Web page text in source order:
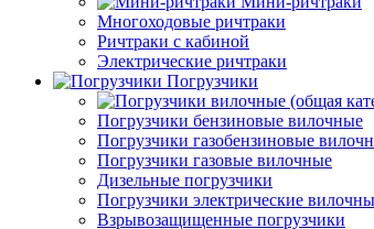
Многоходовые ричтраки
Ричтраки с кабиной
Электрические ричтраки
Погрузчики
Погрузчики бензиновые вилочные
Погрузчики газобензиновые
Погрузчики газовые вилочные
Дизельные погрузчики
Погрузчики электрические
Взрывозащищенные погрузчики